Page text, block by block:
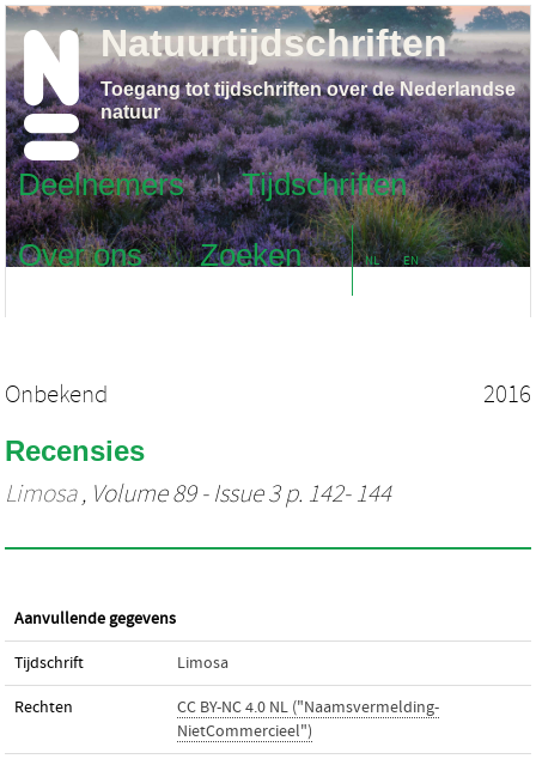
Deelnemers
Tijdschriften
Over ons
Zoeken NL EN
Natuurtijdschriften
Toegang tot tijdschriften over de Nederlandse
natuur
Onbekend 2016
Recensies
Limosa, Volume 89 - Issue 3 p. 142- 144
Aanvullende gegevens
Tijdschrift Limosa
Rechten
CC BY-NC 4.0 NL ("Naamsvermelding-
NietCommercieel")